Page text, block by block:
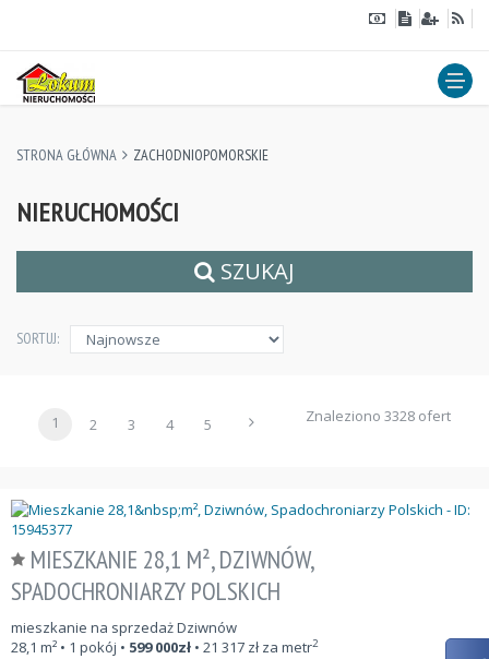
STRONA GŁÓWNA ZACHODNIOPOMORSKIE
NIERUCHOMOŚCI
SZUKAJ
SORTUJ:
1 2 3 4 5 Znaleziono 3328 ofert
MIESZKANIE 28,1 M², DZIWNÓW,
SPADOCHRONIARZY POLSKICH
mieszkanie na sprzedaż Dziwnów
28,1 m² • 1 pokój • 599 000zł • 21 317 zł za metr2